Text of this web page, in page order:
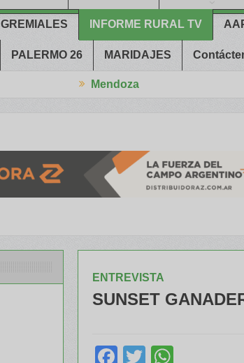
GREMIALES INFORME RURAL TV
PALERMO 26 MARIDAJES
ENTREVISTA
SUNSET
Facebook
Twitter